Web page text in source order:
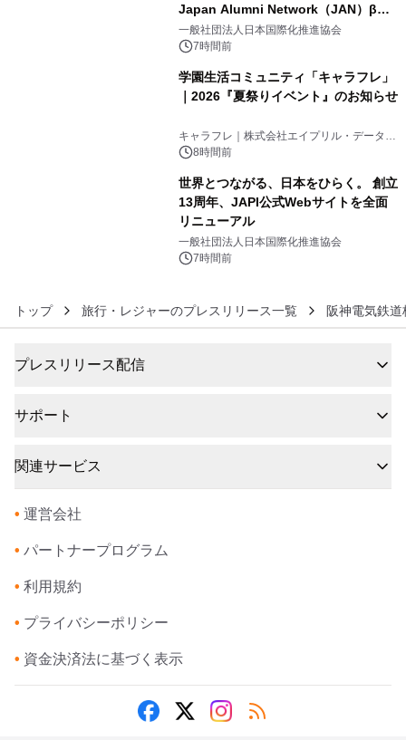
Japan Alumni Network（JAN）β版
をリリース
一般社団法人日本国際化推進協会
7時間前
学園生活コミュニティ「キャラフレ」
｜2026『夏祭りイベント』のお知らせ
キャラフレ｜株式会社エイプリル・データ・
デザインズ
8時間前
世界とつながる、日本をひらく。 創立
13周年、JAPI公式Webサイトを全面
リニューアル
一般社団法人日本国際化推進協会
7時間前
トップ 旅行・レジャーのプレスリリース一覧 阪神電気鉄
プレスリリース配信
サポート
関連サービス
• 運営会社
• パートナープログラム
• 利用規約
• プライバシーポリシー
• 資金決済法に基づく表示